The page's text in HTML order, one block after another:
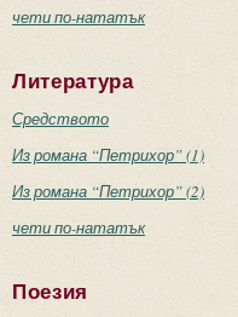
чети по-нататък
Литература
Средството
Из романа “Петрихор” (1)
Из романа “Петрихор” (2)
чети по-нататък
Поезия